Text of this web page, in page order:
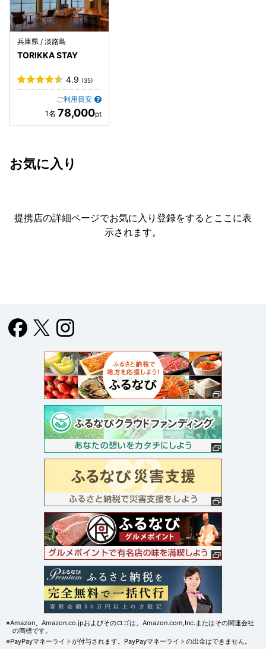
兵庫県 / 淡路島
TORIKKA STAY
4.9 (35)
ご利用目安
78,000
お気に入り
提携店の詳細ページでお気に入り登録をすると ここに表
示されます。
※Amazon、Amazon.co.jpおよびそのロゴは、Amazon.com,Inc.またはその関連会社
の商標です。
※PayPayマネーライトが付与されます。PayPayマネーライトの出金はできません。